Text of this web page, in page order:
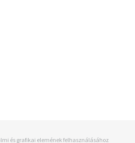
és grafikai elemének felhasználásához